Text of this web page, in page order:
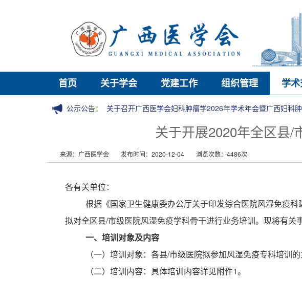
首页 关于学会 党建工作 组织管理 学
公示公告： 关于召开广西医学会妇科肿瘤学2026年学术年会暨广西妇科
关于开展2020年全区县/
来源：广西医学会 发布时间：2020-12-04 浏览次数：4486次
各有关单位：
根据《国家卫生健康委办公厅关于印发综合医院风湿免疫科
拟对全区县/市级医院风湿免疫学科骨干进行业务培训。现将有关
一、培训对象及内容
（一）培训对象：各县/市级医院拟参加风湿免疫专科培训的
（二）培训内容：具体培训内容详见附件1。